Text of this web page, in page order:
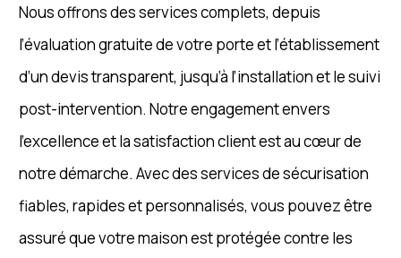
Nous offrons des services complets, depuis
l’évaluation gratuite de votre porte et l’établissement
d’un devis transparent, jusqu’à l’installation et le suivi
post-intervention. Notre engagement envers
l’excellence et la satisfaction client est au cœur de
notre démarche. Avec des services de sécurisation
fiables, rapides et personnalisés, vous pouvez être
assuré que votre maison est protégée contre les